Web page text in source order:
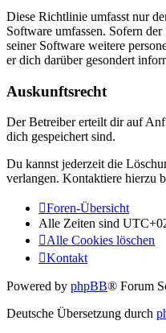
Diese Richtlinie umfasst nur
Software umfassen. Sofern
seiner Software weitere
er dich darüber gesondert
Auskunftsrecht
Der Betreiber erteilt dir auf
dich gespeichert sind.
Du kannst jederzeit die
verlangen. Kontaktiere hierzu
Foren-Übersicht
Alle Zeiten sind
Alle Cookies löschen
Kontakt
Powered by phpBB® Forum
Deutsche Übersetzung durch